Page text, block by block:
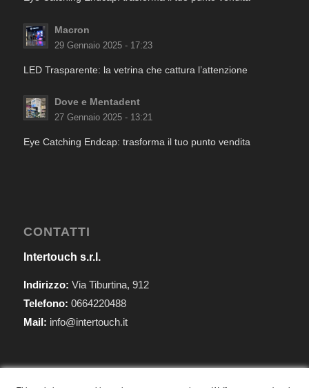
Macron
29 Gennaio 2025 - 17:23
LED Trasparente: la vetrina che cattura l’attenzione
Dove e Mentadent
27 Gennaio 2025 - 13:21
Eye Catching Endcap: trasforma il tuo punto vendita
CONTATTI
Intertouch s.r.l.
Indirizzo: Via Tiburtina, 912
Telefono: 0664220488
Mail: info@intertouch.it